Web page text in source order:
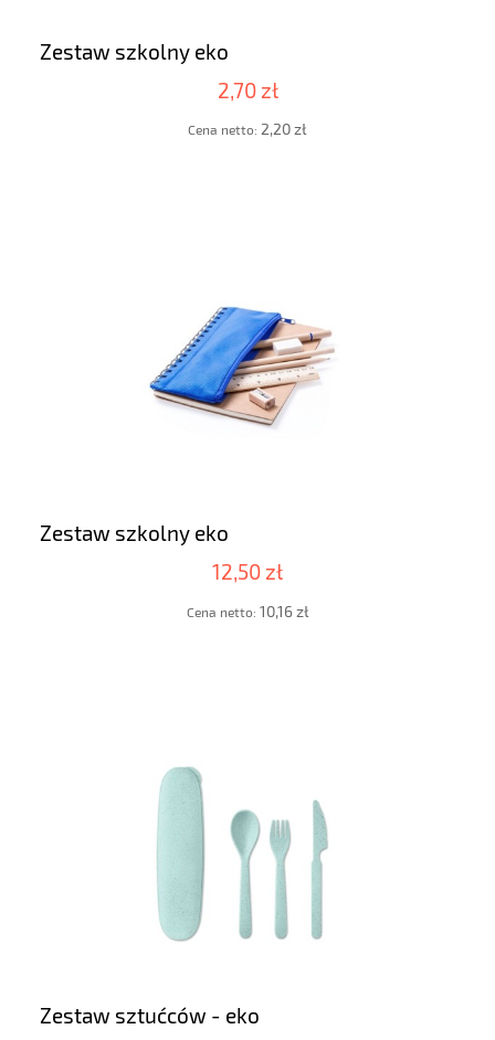
Zestaw szkolny eko
2,70 zł
Cena netto: 2,20 zł
Zestaw szkolny eko
12,50 zł
Cena netto: 10,16 zł
Zestaw sztućców - eko